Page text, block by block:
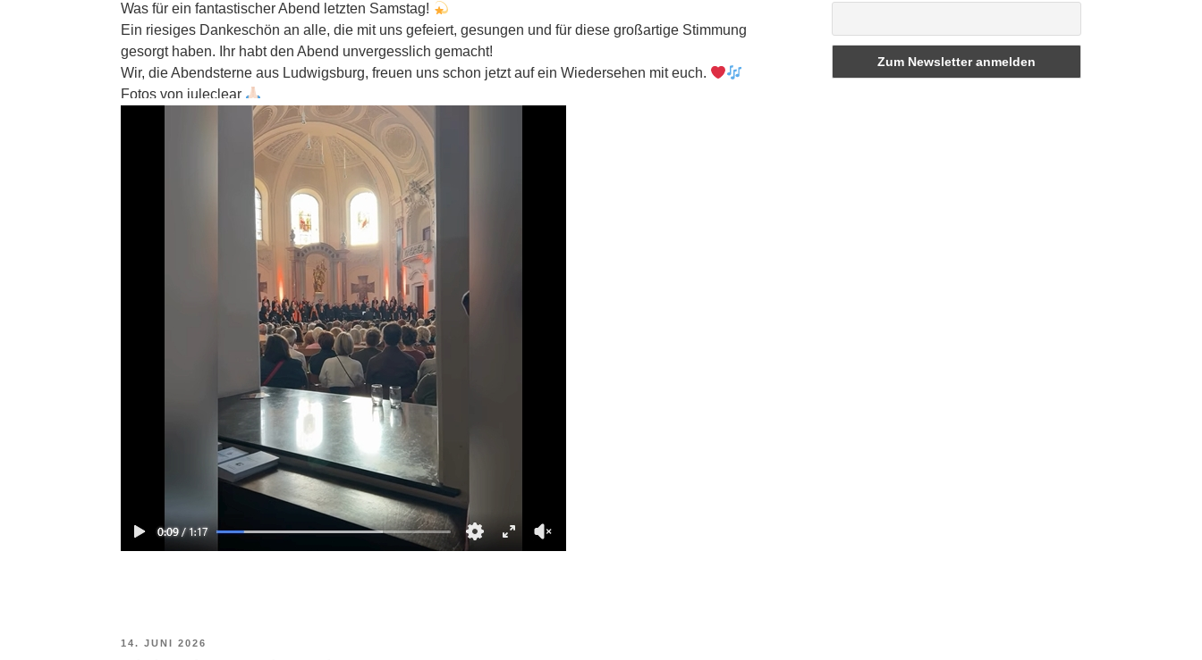
Was für ein fantastischer Abend letzten Samstag!
Ein riesiges Dankeschön an alle, die mit uns gefeiert, gesungen und für diese großartige Stimmung
gesorgt haben. Ihr habt den Abend unvergesslich gemacht!
Wir, die Abendsterne aus Ludwigsburg, freuen uns schon jetzt auf ein Wiedersehen mit euch.
Fotos von juleclear
VERÖFFENTLICHT
14. JUNI 2026